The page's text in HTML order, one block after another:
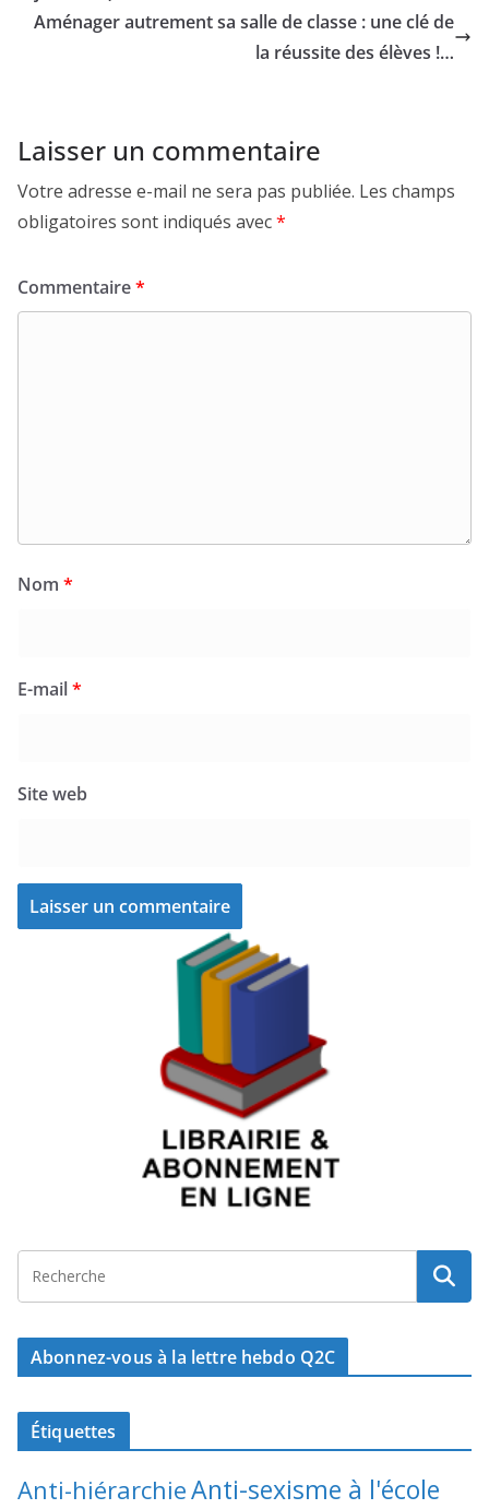
Aménager autrement sa salle de classe : une clé de
la réussite des élèves !…
Laisser un commentaire
Votre adresse e-mail ne sera pas publiée. Les champs
obligatoires sont indiqués avec*
Commentaire*
Nom *
E-mail*
Site web
Abonnez-vous à la lettre hebdo Q2C
Étiquettes
Anti-hiérarchieAnti-sexisme à l'école